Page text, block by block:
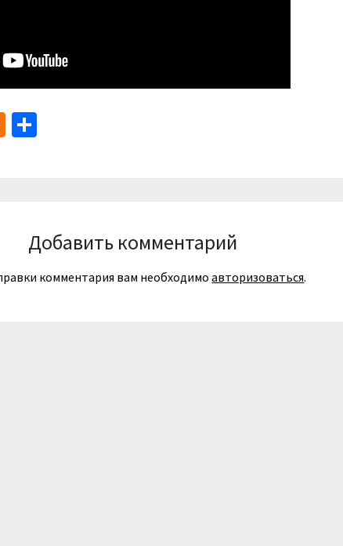
Odnoklassniki
Добавить комментарий
комментария вам необходимоавторизоваться.